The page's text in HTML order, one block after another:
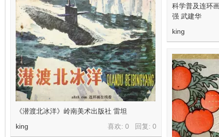
科学普及连环
强 武建华
king
《潜渡北冰洋》岭南美术出版社 雷坦
喜欢: 0 回复: 0
king